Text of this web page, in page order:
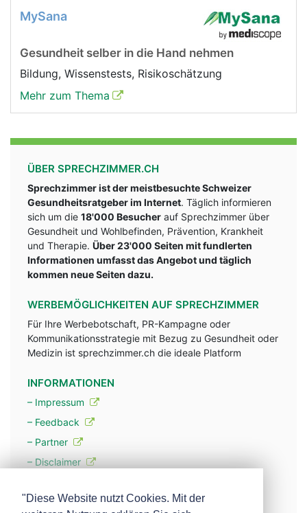
MySana
Gesundheit selber in die Hand nehmen
Bildung, Wissenstests, Risikoschätzung
Mehr zum Thema
ÜBER SPRECHZIMMER.CH
Sprechzimmer ist der meistbesuchte Schweizer
Gesundheitsratgeber im Internet. Täglich informieren
sich um die 18'000 Besucher auf Sprechzimmer über
Gesundheit und Wohlbefinden, Prävention, Krankheit
und Therapie. Über 23'000 Seiten mit fundlerten
Informationen umfasst das Angebot und täglich
kommen neue Seiten dazu.
WERBEMÖGLICHKEITEN AUF SPRECHZIMMER
Für Ihre Werbebotschaft, PR-Kampagne oder
Kommunikationsstrategie mit Bezug zu Gesundheit oder
Medizin ist sprechzimmer.ch die ideale Platform
INFORMATIONEN
– Impressum
– Feedback
– Partner
– Disclaimer
"Diese Website nutzt Cookies. Mit der